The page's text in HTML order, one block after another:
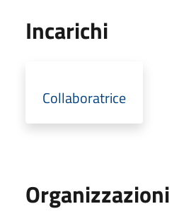
Incarichi
Collaboratrice
Organizzazioni